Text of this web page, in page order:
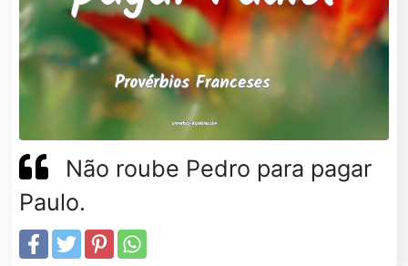
Não roube Pedro para pagar
Paulo.